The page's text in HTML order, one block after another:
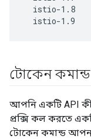
  istio-1.8
  istio-1.9
টোকেন কমান্ড
আপনি একটি API কী
প্রক্সি কল করতে
টোকেন কমান্ড